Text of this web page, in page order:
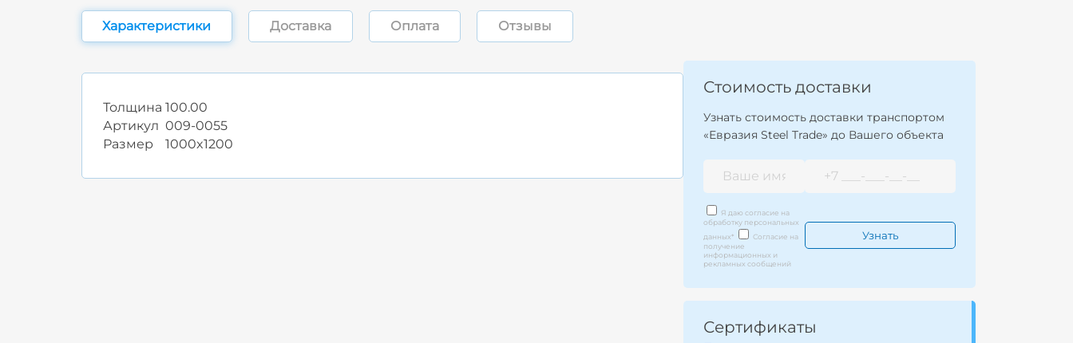
Характеристики Доставка Оплата Отзывы
Толщина 100.00
Артикул 009-0055
Размер
1000x1200
Стоимость доставки
Узнать стоимость доставки транспортом
«Евразия Steel Trade» до Вашего объекта
Я даю согласие на
обработку персональных
данных*
Согласие на
получение
информационных и
рекламных сообщений
Сертификаты